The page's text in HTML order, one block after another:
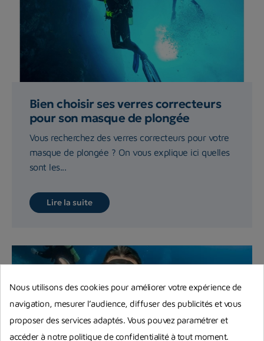
Bien choisir ses verres correcteurs
pour son masque de plongée
Vous recherchez des verres correcteurs pour votre
masque de plongée ? On vous explique ici quelles
sont les...
Lire la suite
Nous utilisons des cookies pour améliorer votre expérience de
navigation, mesurer l’audience, diffuser des publicités et vous
proposer des services adaptés. Vous pouvez paramétrer et
accéder à notre politique de confidentialité à tout moment.